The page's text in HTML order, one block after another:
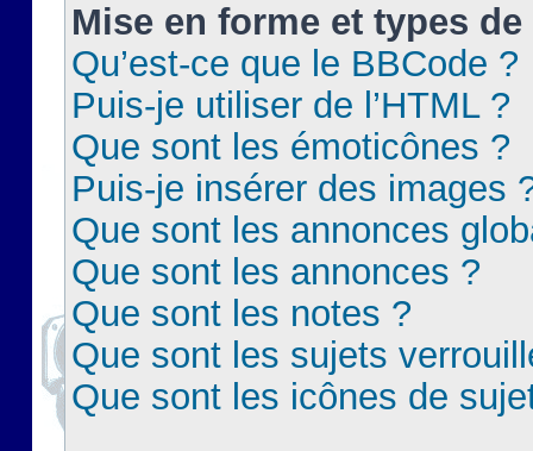
Mise en forme et types
Qu’est-ce que le BBCode ?
Puis-je utiliser de l’HTML ?
Que sont les émoticônes ?
Puis-je insérer des images
Que sont les annonces
Que sont les annonces ?
Que sont les notes ?
Que sont les sujets
Que sont les icônes de